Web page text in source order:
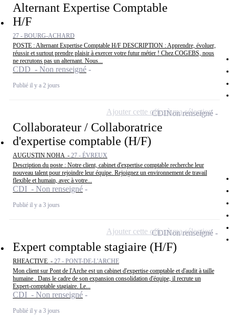
Alternant Expertise Comptable
H/F
27 - BOURG-ACHARD
POSTE : Alternant Expertise Comptable H/F DESCRIPTION : Apprendre, évoluer,
réussir et surtout prendre plaisir à exercer votre futur métier ! Chez COGEBS, nous
ne recrutons pas un alternant. Nous...
CDD - Non renseigné
Publié il y a 2 jours
Collaborateur / Collaboratrice
d'expertise comptable (H/F)
AUGUSTIN NOHA - 27 - ÉVREUX
Description du poste : Notre client, cabinet d'expertise comptable recherche leur
nouveau talent pour rejoindre leur équipe. Rejoignez un environnement de travail
flexible et humain, avec à votre...
CDI - Non renseigné
Publié il y a 3 jours
CDINon renseigné
Ajouter cette offre à ma sélection
Expert comptable stagiaire (H/F)
RHEACTIVE - 27 - PONT-DE-L'ARCHE
Mon client sur Pont de l'Arche est un cabinet d'expertise comptable et d'audit à taille
humaine . Dans le cadre de son expansion consolidation d'équipe, il recrute un
Expert-comptable stagiaire. Le...
CDI - Non renseigné
Publié il y a 3 jours
CDINon renseigné
Ajouter cette offre à ma sélection